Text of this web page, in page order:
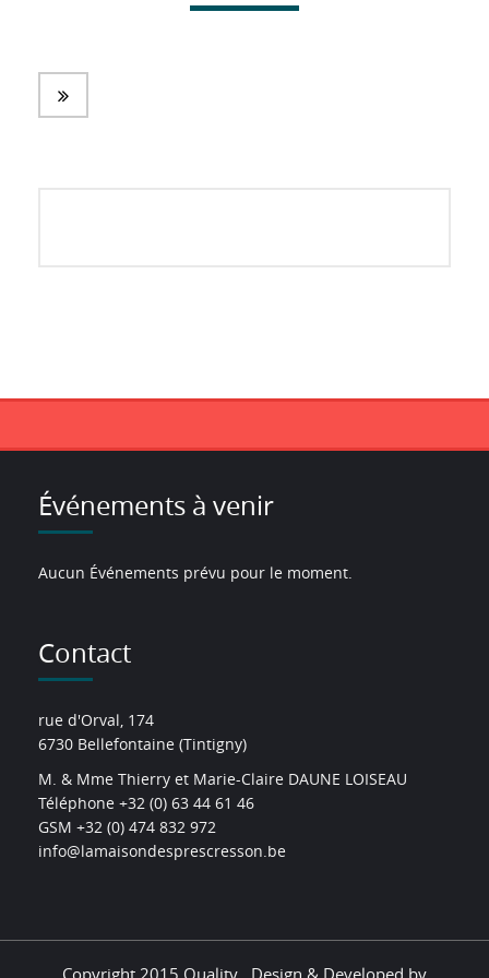
Événements à venir
Aucun Événements prévu pour le moment.
Contact
rue d'Orval, 174
6730 Bellefontaine (Tintigny)
M. & Mme Thierry et Marie-Claire DAUNE LOISEAU
Téléphone +32 (0) 63 44 61 46
GSM +32 (0) 474 832 972
info@lamaisondesprescresson.be
Copyright 2015 Quality . Design & Developed by